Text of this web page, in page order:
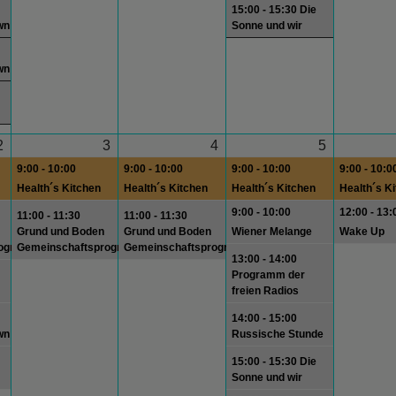
15:00 - 15:30 Die
Sonne und wir
3
9:00 - 10:00
Health´s Kitchen
11:00 - 11:30
Grund und Boden
Gemeinschaftsprogramm
4
9:00 - 10:00
Health´s Kitchen
11:00 - 11:30
Grund und Boden
Gemeinschaftsprogramm
5
9:00 - 10:00
Health´s Kitchen
9:00 - 10:00
Wiener Melange
13:00 - 14:00
Programm der
freien Radios
14:00 - 15:00
Russische Stunde
15:00 - 15:30 Die
Sonne und wir
9:00 -
Health´s
12:00 -
Wake Up